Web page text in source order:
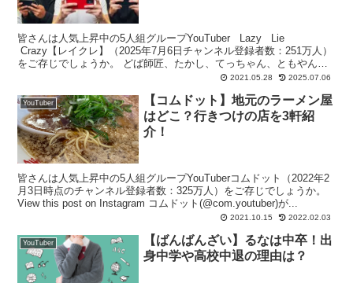
皆さんは人気上昇中の5人組グループYouTuber Lazy Lie
Crazy【レイクレ】（2025年7月6日チャンネル登録者数：251万人）
をご存じでしょうか。 どば師匠、たかし、てっちゃん、ともやん、
2021.05.28 2025.07.06
YouTuber
【コムドット】地元のラーメン屋
はどこ？行きつけの店を3軒紹
介！
皆さんは人気上昇中の5人組グループYouTuberコムドット（2022年2
月3日時点のチャンネル登録者数：325万人）をご存じでしょうか。
View this post on Instagram コムドット(@com.youtuber)が...
2021.10.15 2022.02.03
YouTuber
【ばんばんざい】るなは中卒！出
身中学や高校中退の理由は？